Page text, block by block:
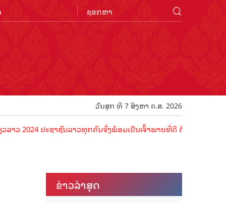
ວັນສຸກ ທີ 7 ສິງຫາ ຄ.ສ. 2026
ປະຊາຊົນລາວທຸກຄົນຈົ່ງພ້ອມເປັນເຈົ້າພາບທີ່ດີ ຕ້ອນຮັບນັກທ່ອງທ່ຽວດ້
ຂ່າວ​ລ່າ​ສຸດ